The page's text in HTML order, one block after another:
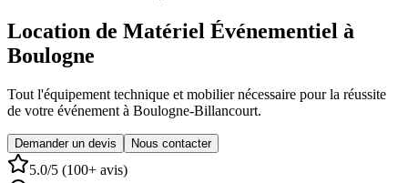
Location de Matériel Événementiel à
Boulogne
Tout l'équipement technique et mobilier nécessaire pour la réussite
de votre événement à Boulogne-Billancourt.
Demander un devis Nous contacter
5.0/5 (100+ avis)